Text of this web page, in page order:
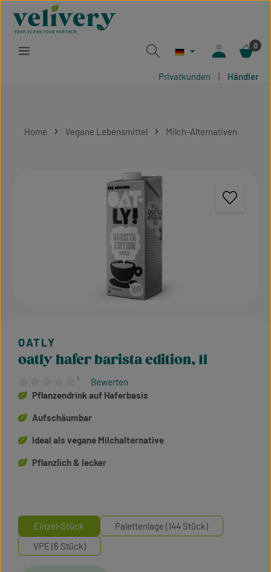
Zum Hauptinhalt springen
0
Privatkunden | Händler
Home Vegane Lebensmittel Milch-Alternativen
Durchschnittliche Bewertung von 0 von 5 Sternen
¹ Bewerten
oatly hafer barista edition, 1l
Pflanzendrink auf Haferbasis
Aufschäumbar
Ideal als vegane Milchalternative
Pflanzlich & lecker
Einzel-Stück
Palettenlage (144 Stück)
VPE (6 Stück)